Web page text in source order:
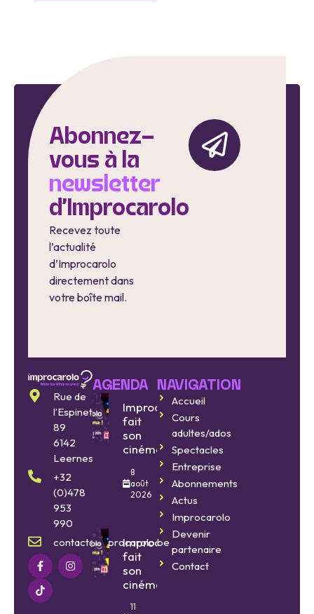
Abonnez-
vous à la
newsletter
d'Improcarolo
Recevez toute
l’actualité
d’Improcarolo
directement dans
votre boîte mail.
Rue de
l’Espinette
89
6142
Leernes
+32
(0)478
953
990
contact@improcarolo.be
AGENDA
Improcarolo
fait
son
cinéma
8
août
2026
Improcarolo
fait
son
cinéma
11
NAVIGATION
Accueil
Cours
adultes/ados
Spectacles
Entreprise
Abonnements
Actus
Improcarolo
Devenir
partenaire
Contact